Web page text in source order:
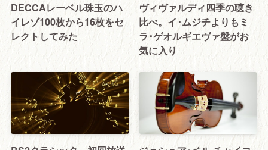
DECCAレーベル珠玉のハ
イレゾ100枚から16枚をセ
レクトしてみた
ヴィヴァルディ四季の聴き
比べ。イ･ムジチよりもミ
ラ･ゲオルギエヴァ盤がお
気に入り